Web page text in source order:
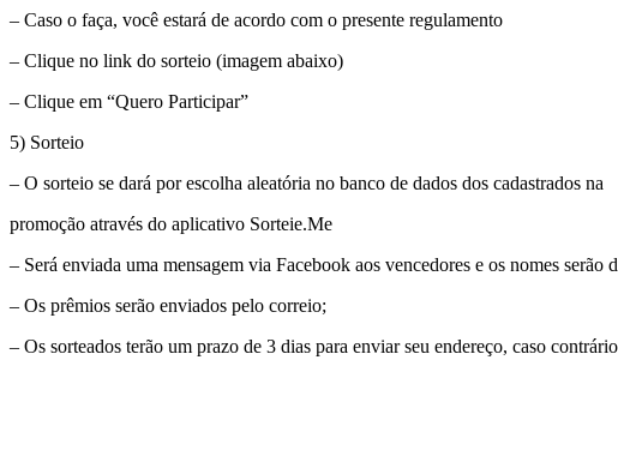
– Caso o faça, você estará de acordo com o presente regulamento
– Clique no link do sorteio (imagem abaixo)
– Clique em “Quero Participar”
5) Sorteio
– O sorteio se dará por escolha aleatória no banco de dados dos cadastrados na
promoção através do aplicativo Sorteie.Me
– Será enviada uma mensagem via Facebook aos vencedores e os nomes serão
– Os prêmios serão enviados pelo correio;
– Os sorteados terão um prazo de 3 dias para enviar seu endereço, caso